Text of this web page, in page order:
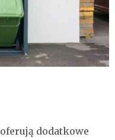
oferują dodatkowe